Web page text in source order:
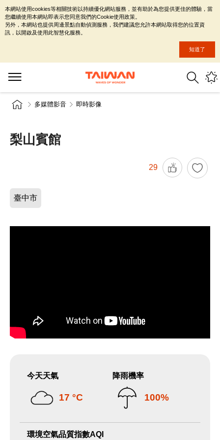
多媒體影音 即時影像
梨山賓館
29
臺中市
今天天氣
17 °C
降雨機率
100%
環境空氣品質指數AQI
本網站使用cookies等相關技術以持續優化網站服務，並有助於為您提供更佳的體驗，當
您繼續使用本網站即表示您同意我們的Cookie使用政策。
另外，本網站也提供周邊景點自動偵測服務，我們建議您允許本網站取得您的位置資
訊，以開啟及使用此智慧化服務。
知道了